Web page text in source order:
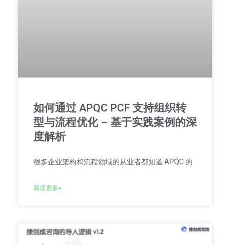
如何通过 APQC PCF 支持组织转
型与流程优化 – 基于实践案例的深
度解析
很多企业架构和流程领域的从业者都知道 APQC 的
阅读更多»